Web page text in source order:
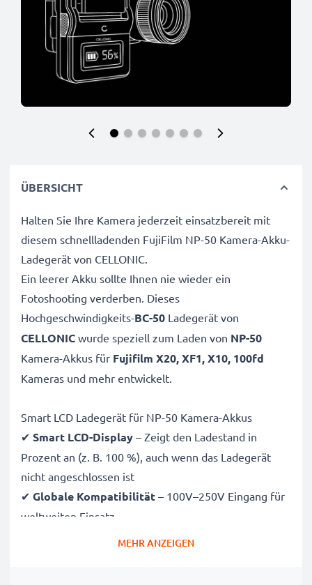
ÜBERSICHT
Halten Sie Ihre Kamera jederzeit einsatzbereit mit
diesem schnellladenden FujiFilm NP-50 Kamera-Akku-
Ladegerät von CELLONIC.
Ein leerer Akku sollte Ihnen nie wieder ein
Fotoshooting verderben. Dieses
Hochgeschwindigkeits-BC-50 Ladegerät von
CELLONIC wurde speziell zum Laden von NP-50
Kamera-Akkus für Fujifilm X20, XF1, X10, 100fd
Kameras und mehr entwickelt.
Smart LCD Ladegerät für NP-50 Kamera-Akkus
✔ Smart LCD-Display – Zeigt den Ladestand in
Prozent an (z. B. 100 %), auch wenn das Ladegerät
nicht angeschlossen ist
✔ Globale Kompatibilität – 100V–250V Eingang für
weltweiten Einsatz
MEHR ANZEIGEN